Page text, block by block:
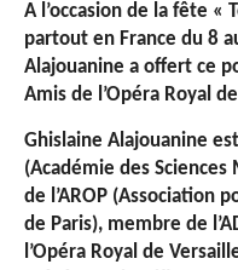
A l’occasion de la fête «
partout en France du 8
Alajouanine a offert ce
Amis de l’Opéra Royal
Ghislaine Alajouanine
(Académie des
de l’AROP (Association
de Paris), membre de
l’Opéra Royal de